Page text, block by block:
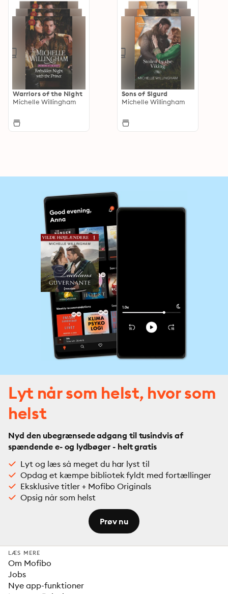
Warriors of the Night
Michelle Willingham
Sons of Sigurd
Michelle Willingham
Lyt når som helst, hvor som
helst
Nyd den ubegrænsede adgang til tusindvis af
spændende e- og lydbøger - helt gratis
Lyt og læs så meget du har lyst til
Opdag et kæmpe bibliotek fyldt med fortællinger
Eksklusive titler + Mofibo Originals
Opsig når som helst
Prøv nu
LÆS MERE
Om Mofibo
Jobs
Nye app-funktioner